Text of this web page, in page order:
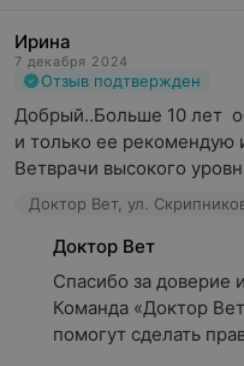
Ирина
7 декабря 2024
Отзыв подтвержден
Добрый..Больше 10 лет
и только ее рекомендую
Ветврачи высокого
Доктор Вет, ул.
Доктор Вет
Спасибо за доверие
Команда «Доктор
помогут сделать